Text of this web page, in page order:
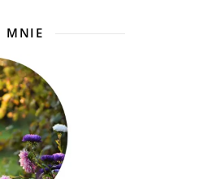
MNIE